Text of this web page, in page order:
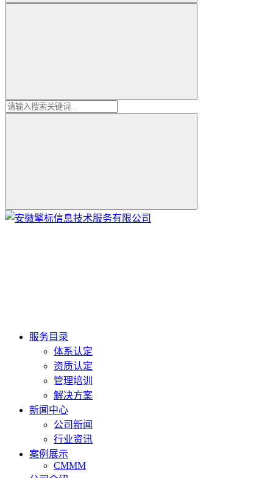
服务目录
体系认定
资质认定
管理培训
解决方案
新闻中心
公司新闻
行业资讯
案例展示
CMMM